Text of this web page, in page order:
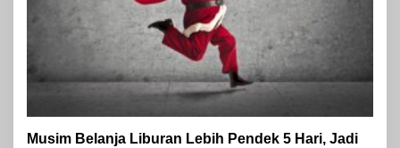
Musim Belanja Liburan Lebih Pendek 5 Hari, Jadi